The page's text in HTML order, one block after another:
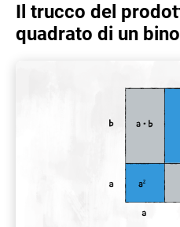
Il trucco del
quadrato di un